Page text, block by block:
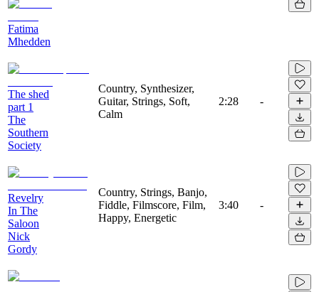
Fatima
Mhedden
The shed
part 1
The
Southern
Society
Country, Synthesizer,
Guitar, Strings, Soft,
Calm
2:28 -
Revelry
In The
Saloon
Nick
Gordy
Country, Strings, Banjo,
Fiddle, Filmscore, Film,
Happy, Energetic
3:40 -